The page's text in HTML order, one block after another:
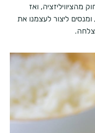
מהציוויליזציה, ואז
ליצור לעצמנו את